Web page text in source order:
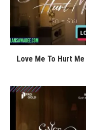
Love Me To Hurt